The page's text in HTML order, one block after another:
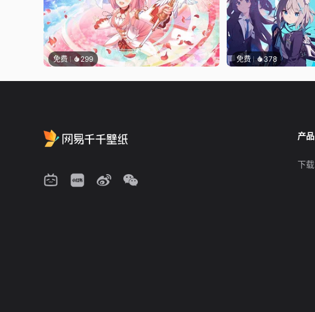
免费 299 免费 378
产品
下载